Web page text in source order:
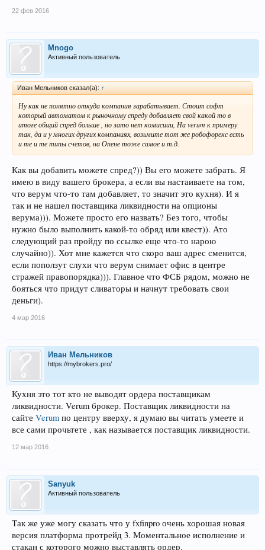
22 фев 2016
Mnogo
Активный пользователь
Иван Мельников сказал(а): ↑
Ну как не понятно откуда компания зарабатывает. Стоит софт
который автоматом к рыночному спреду добавляет свой какой то в
итоге общий спред больше , но зато нет комисиии, На verum к примеру
так, да и у многих других компаниях, возьмите тот же робофорекс есть
и те и те типы счетов, на Опене тоже самое и т.д.
Как вы добавить можете спред?)) Вы его можете забрать. Я
имею в виду вашего брокера, а если вы настаиваете на том,
что верум что-то там добавляет, то значит это кухня). И я
так и не нашел поставщика ликвидности на опционы
верума))). Можете просто его назвать? Без того, чтобы
нужно было выполнить какой-то обряд или квест)). Ато
следующий раз пройду по ссылке еще что-то нарою
случайно)). Хот мне кажется что скоро ваш адрес сменится,
если поползут слухи что верум снимает офис в центре
стражей правопорядка))). Главное что ФСБ рядом, можно не
бояться что придут сливаторы и начнут требовать свои
деньги).
4 мар 2016
Иван Мельников
https://mybrokers.pro/
Кухня это тот кто не выводят ордера поставщикам
ликвидности. Verum брокер. Поставщик ликвидности на
сайте Verum по центру вверху, я думаю вы читать умеете и
все сами прочьтете , как называется поставщик ликвидности.
12 мар 2016
Sanyuk
Активный пользователь
Так же уже могу сказать что у fxfinpro очень хорошая новая
версия платформа протрейд 3. Моментальное исполнение и
стакан с которого можно выставлять ордер.